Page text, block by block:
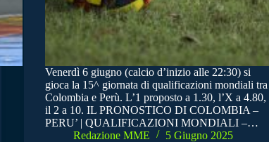
Venerdì 6 giugno (calcio d’inizio alle 22:30) si
gioca la 15^ giornata di qualificazioni mondiali tra
Colombia e Perù. L’1 proposto a 1.30, l’X a 4.80,
il 2 a 10. IL PRONOSTICO DI COLOMBIA –
PERU’ | QUALIFICAZIONI MONDIALI –…
Redazione MME
5 Giugno 2025